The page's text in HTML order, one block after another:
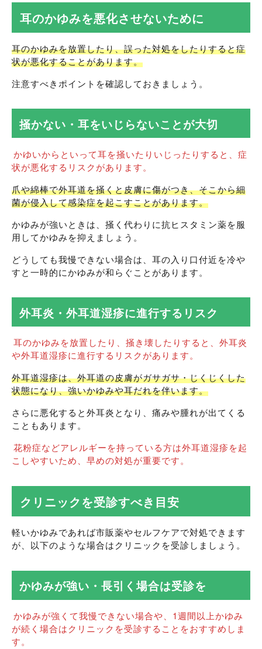
耳のかゆみを悪化させないために
耳のかゆみを放置したり、誤った対処をしたりすると症
状が悪化することがあります。
注意すべきポイントを確認しておきましょう。
掻かない・耳をいじらないことが大切
かゆいからといって耳を掻いたりいじったりすると、症
状が悪化するリスクがあります。
爪や綿棒で外耳道を掻くと皮膚に傷がつき、そこから細
菌が侵入して感染症を起こすことがあります。
かゆみが強いときは、掻く代わりに抗ヒスタミン薬を服
用してかゆみを抑えましょう。
どうしても我慢できない場合は、耳の入り口付近を冷や
すと一時的にかゆみが和らぐことがあります。
外耳炎・外耳道湿疹に進行するリスク
耳のかゆみを放置したり、掻き壊したりすると、外耳炎
や外耳道湿疹に進行するリスクがあります。
外耳道湿疹は、外耳道の皮膚がガサガサ・じくじくした
状態になり、強いかゆみや耳だれを伴います。
さらに悪化すると外耳炎となり、痛みや腫れが出てくる
こともあります。
花粉症などアレルギーを持っている方は外耳道湿疹を起
こしやすいため、早めの対処が重要です。
クリニックを受診すべき目安
軽いかゆみであれば市販薬やセルフケアで対処できます
が、以下のような場合はクリニックを受診しましょう。
かゆみが強い・長引く場合は受診を
かゆみが強くて我慢できない場合や、1週間以上かゆみ
が続く場合はクリニックを受診することをおすすめしま
す。